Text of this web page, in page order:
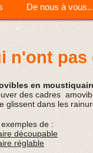
De nous à vous...
en
des cadres
glissent dans les
de :
découpable
réglable
n'ont pas